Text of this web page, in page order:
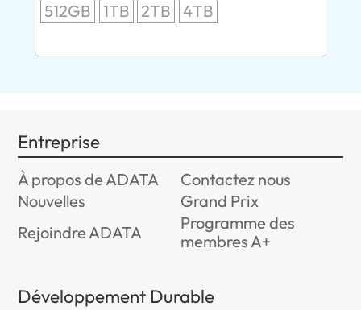
512GB 1TB 2TB 4TB
Entreprise
À propos de ADATA
Contactez nous
Nouvelles
Grand Prix
Rejoindre ADATA
Programme des
membres A+
Développement Durable